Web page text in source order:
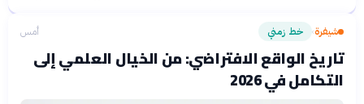
شيفرة› خط زمني أمس
تاريخ الواقع الافتراضي: من الخيال العلمي إلى
التكامل في 2026